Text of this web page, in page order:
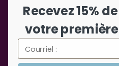
Recevez 15%
votre